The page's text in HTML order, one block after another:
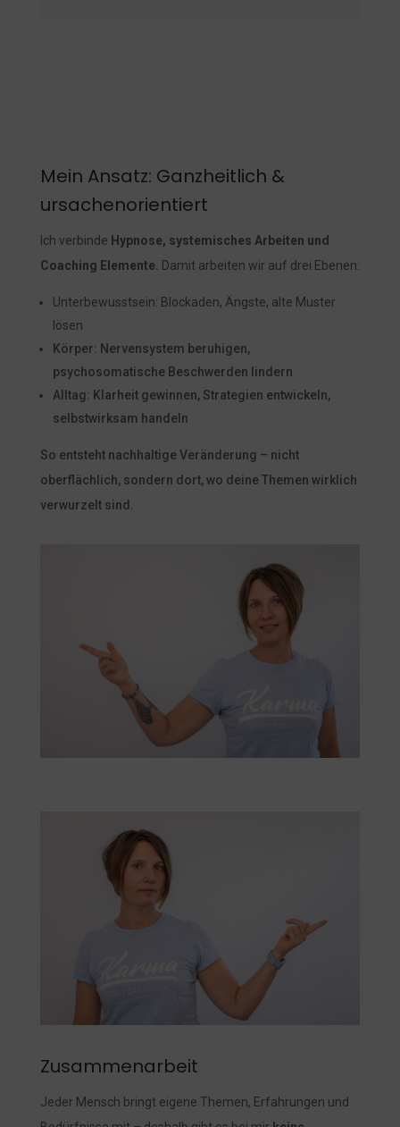
Mein Ansatz: Ganzheitlich &
ursachenorientiert
Ich verbinde Hypnose, systemisches Arbeiten und
Coaching Elemente.
Damit arbeiten wir auf drei Ebenen:
Unterbewusstsein: Blockaden, Ängste, alte Muster
lösen
Körper: Nervensystem beruhigen,
psychosomatische Beschwerden lindern
Alltag: Klarheit gewinnen, Strategien entwickeln,
selbstwirksam handeln
So entsteht nachhaltige Veränderung – nicht
oberflächlich, sondern dort, wo deine Themen wirklich
verwurzelt sind.
Zusammenarbeit
Jeder Mensch bringt eigene Themen, Erfahrungen und